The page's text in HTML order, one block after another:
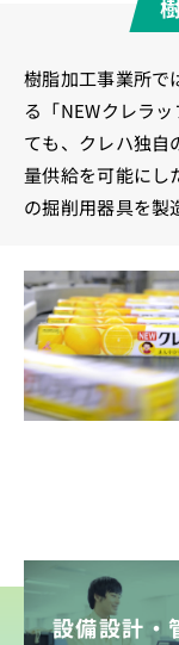
樹脂加工事業所で
る「NEWクレラ
ても、クレハ独自
量供給を可能にし
の掘削用器具を製
設備設計・